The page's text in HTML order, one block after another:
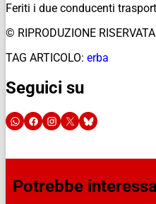
Feriti i due conducenti
© RIPRODUZIONE RISERVATA
TAG ARTICOLO: erba
Seguici su
Potrebbe